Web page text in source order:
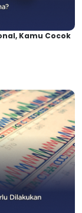
Kamu Cocok